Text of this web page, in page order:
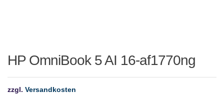
HP OmniBook 5 AI 16-af1770ng
zzgl. Versandkosten